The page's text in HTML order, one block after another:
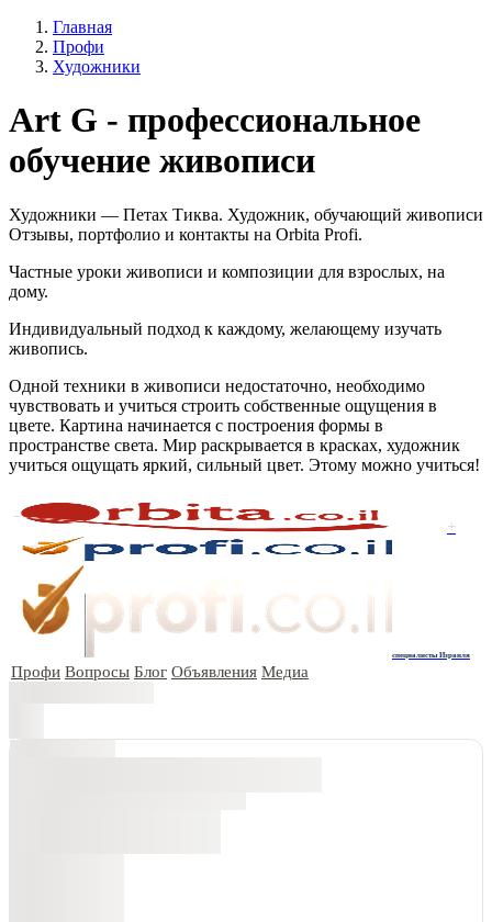
Главная
Профи
Художники
Art G - профессиональное
обучение живописи
Художники — Петах Тиква. Художник, обучающий живописи
Отзывы, портфолио и контакты на Orbita Profi.
Частные уроки живописи и композиции для взрослых, на
дому.
Индивидуальный подход к каждому, желающему изучать
живопись.
Одной техники в живописи недостаточно, необходимо
чувствовать и учиться строить собственные ощущения в
цвете. Картина начинается с построения формы в
пространстве света. Мир раскрывается в красках, художник
учиться ощущать яркий, сильный цвет. Этому можно учиться!
+
специалисты Израиля
Профи Вопросы Блог Объявления Медиа